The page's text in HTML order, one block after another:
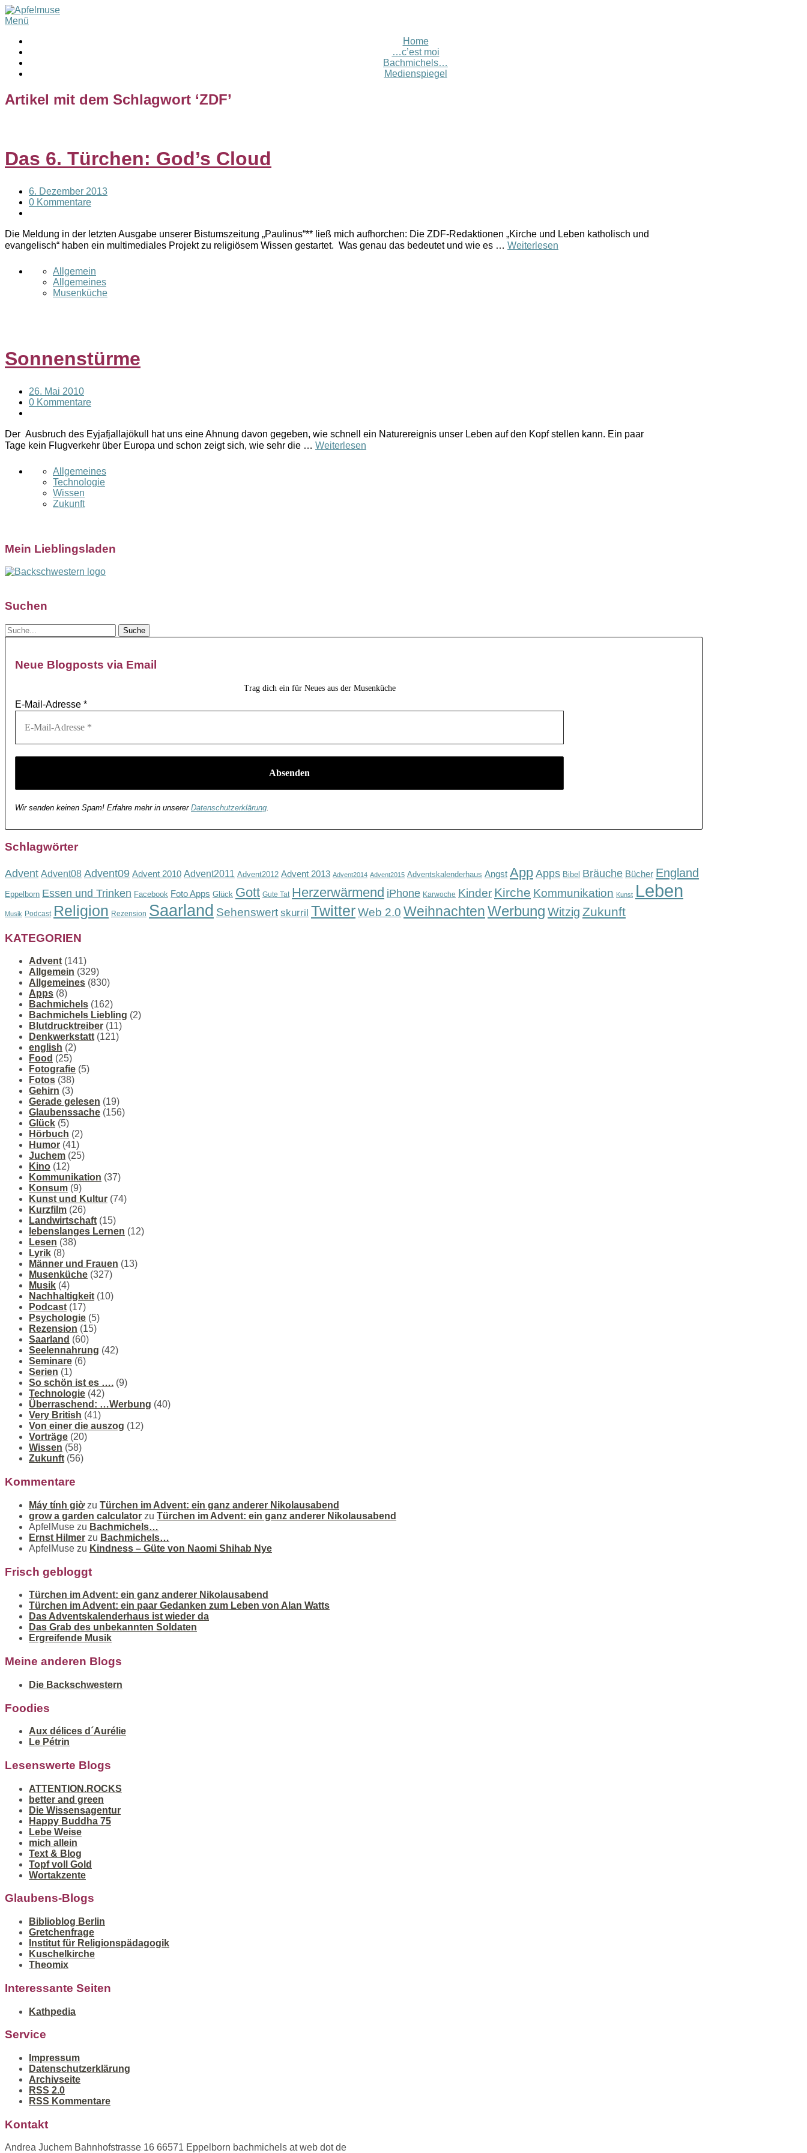
Menü
Home
…c’est moi
Bachmichels…
Medienspiegel
Artikel mit dem Schlagwort ‘ZDF’
Das 6. Türchen: God’s Cloud
6. Dezember 2013
0 Kommentare
Die Meldung in der letzten Ausgabe unserer Bistumszeitung „Paulinus“** ließ mich aufhorchen: Die ZDF-Redaktionen „Kirche und Leben katholisch und
evangelisch“ haben ein multimediales Projekt zu religiösem Wissen gestartet. Was genau das bedeutet und wie es … Weiterlesen
Allgemein
Allgemeines
Musenküche
Sonnenstürme
26. Mai 2010
0 Kommentare
Der Ausbruch des Eyjafjallajökull hat uns eine Ahnung davon gegeben, wie schnell ein Naturereignis unser Leben auf den Kopf stellen kann. Ein paar
Tage kein Flugverkehr über Europa und schon zeigt sich, wie sehr die … Weiterlesen
Allgemeines
Technologie
Wissen
Zukunft
Mein Lieblingsladen
Suchen
Neue Blogposts via Email
Trag dich ein für Neues aus der Musenküche
E-Mail-Adresse *
Wir senden keinen Spam! Erfahre mehr in unserer Datenschutzerklärung
Schlagwörter
Advent Advent08 Advent09 Advent 2010 Advent2011 Advent2012 Advent 2013 Advent2014 Advent2015 Adventskalenderhaus Angst App Apps Bibel Bräuche Bücher England
Eppelborn Essen und Trinken Facebook Foto Apps Glück Gott Gute Tat Herzerwärmend iPhone Karwoche Kinder Kirche Kommunikation Kunst Leben
Musik Podcast Religion Rezension Saarland Sehenswert skurril TwitterWeb 2.0 WeihnachtenWerbung Witzig Zukunft
KATEGORIEN
Advent (141)
Allgemein (329)
Allgemeines (830)
Apps (8)
Bachmichels (162)
Bachmichels Liebling (2)
Blutdrucktreiber (11)
Denkwerkstatt (121)
english (2)
Food (25)
Fotografie (5)
Fotos (38)
Gehirn (3)
Gerade gelesen (19)
Glaubenssache (156)
Glück (5)
Hörbuch (2)
Humor (41)
Juchem (25)
Kino (12)
Kommunikation (37)
Konsum (9)
Kunst und Kultur (74)
Kurzfilm (26)
Landwirtschaft (15)
lebenslanges Lernen (12)
Lesen (38)
Lyrik (8)
Männer und Frauen (13)
Musenküche (327)
Musik (4)
Nachhaltigkeit (10)
Podcast (17)
Psychologie (5)
Rezension (15)
Saarland (60)
Seelennahrung (42)
Seminare (6)
Serien (1)
So schön ist es …. (9)
Technologie (42)
Überraschend: …Werbung (40)
Very British (41)
Von einer die auszog (12)
Vorträge (20)
Wissen (58)
Zukunft (56)
Kommentare
Máy tính giờzu Türchen im Advent: ein ganz anderer Nikolausabend
grow a garden calculator zu Türchen im Advent: ein ganz anderer Nikolausabend
ApfelMuse zu Bachmichels…
Ernst Hilmer zu Bachmichels…
ApfelMuse zu Kindness – Güte von Naomi Shihab Nye
Frisch gebloggt
Türchen im Advent: ein ganz anderer Nikolausabend
Türchen im Advent: ein paar Gedanken zum Leben von Alan Watts
Das Adventskalenderhaus ist wieder da
Das Grab des unbekannten Soldaten
Ergreifende Musik
Meine anderen Blogs
Die Backschwestern
Foodies
Aux délices d´Aurélie
Le Pétrin
Lesenswerte Blogs
ATTENTION.ROCKS
better and green
Die Wissensagentur
Happy Buddha 75
Lebe Weise
mich allein
Text & Blog
Topf voll Gold
Wortakzente
Glaubens-Blogs
Biblioblog Berlin
Gretchenfrage
Institut für Religionspädagogik
Kuschelkirche
Theomix
Interessante Seiten
Kathpedia
Service
Impressum
Datenschutzerklärung
Archivseite
RSS 2.0
RSS Kommentare
Kontakt
Andrea Juchem Bahnhofstrasse 16 66571 Eppelborn bachmichels at web dot de